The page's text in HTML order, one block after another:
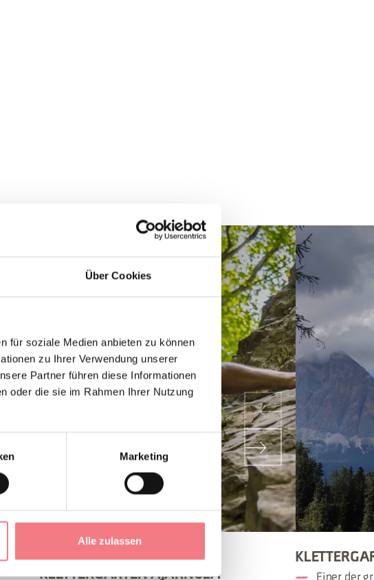
Über Cookies
für soziale Medien anbieten zu können
zu Ihrer Verwendung unserer
Partner führen diese Informationen
oder die sie im Rahmen Ihrer Nutzung
Marketing
Alle zulassen
EINGERICHTETER
KLETTERGARTEN AJARNOLA